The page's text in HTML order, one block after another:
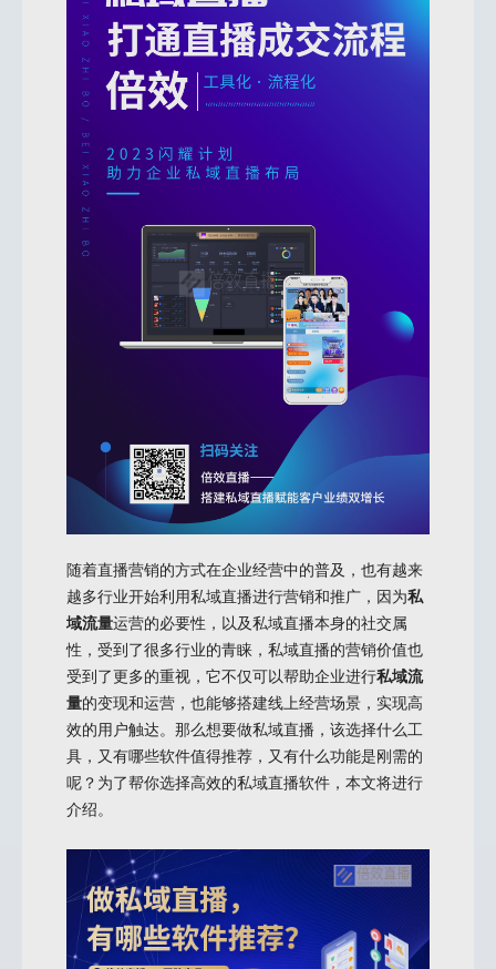
随着直播营销的方式在企业经营中的普及，也有越来
越多行业开始利用私域直播进行营销和推广，因为私
域流量运营的必要性，以及私域直播本身的社交属
性，受到了很多行业的青睐，私域直播的营销价值也
受到了更多的重视，它不仅可以帮助企业进行私域流
量的变现和运营，也能够搭建线上经营场景，实现高
效的用户触达。那么想要做私域直播，该选择什么工
具，又有哪些软件值得推荐，又有什么功能是刚需的
呢？为了帮你选择高效的私域直播软件，本文将进行
介绍。